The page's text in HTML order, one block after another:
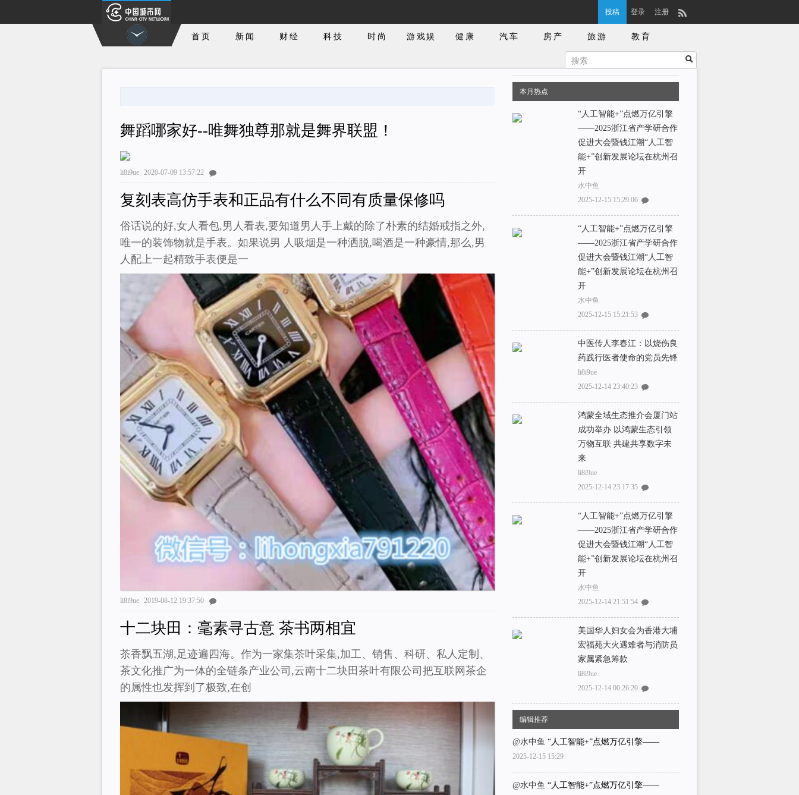
投稿 登录 注册
首页 新闻 财经 科技 时尚
游戏娱
健康 汽车 房产 旅游 教育
舞蹈哪家好--唯舞独尊那就是舞界联盟！
li8i9ue 2020-07-09 13:57:22
复刻表高仿手表和正品有什么不同有质量保修吗
俗话说的好,女人看包,男人看表,要知道男人手上戴的除了朴素的结婚戒指之外,
唯一的装饰物就是手表。如果说男 人吸烟是一种洒脱,喝酒是一种豪情,那么,男
人配上一起精致手表便是一
li8i9ue 2019-08-12 19:37:50
十二块田：毫素寻古意 茶书两相宜
茶香飘五湖,足迹遍四海。作为一家集茶叶采集,加工、销售、科研、私人定制、
茶文化推广为一体的全链条产业公司,云南十二块田茶叶有限公司把互联网茶企
的属性也发挥到了极致,在创
本月热点
“人工智能+”点燃万亿引擎
——2025浙江省产学研合作
促进大会暨钱江潮“人工智
能+”创新发展论坛在杭州召
开
水中鱼
2025-12-15 15:29:06
“人工智能+”点燃万亿引擎
——2025浙江省产学研合作
促进大会暨钱江潮“人工智
能+”创新发展论坛在杭州召
开
水中鱼
2025-12-15 15:21:53
中医传人李春江：以烧伤良
药践行医者使命的党员先锋
li8i9ue
2025-12-14 23:40:23
鸿蒙全域生态推介会厦门站
成功举办 以鸿蒙生态引领
万物互联 共建共享数字未
来
li8i9ue
2025-12-14 23:17:35
“人工智能+”点燃万亿引擎
——2025浙江省产学研合作
促进大会暨钱江潮“人工智
能+”创新发展论坛在杭州召
开
水中鱼
2025-12-14 21:51:54
美国华人妇女会为香港大埔
宏福苑大火遇难者与消防员
家属紧急筹款
li8i9ue
2025-12-14 00:26:20
编辑推荐
@水中鱼 “人工智能+”点燃万亿引擎——
2025-12-15 15:29
@水中鱼 “人工智能+”点燃万亿引擎——